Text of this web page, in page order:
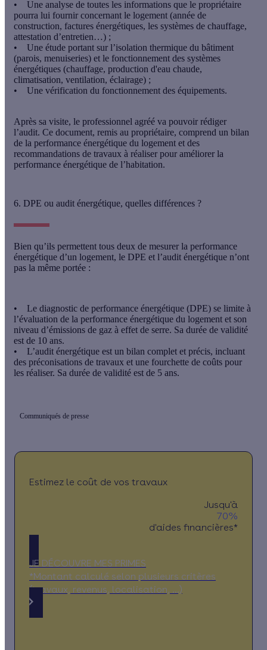
• Une analyse de toutes les informations que le propriétaire
pourra lui fournir concernant le logement (année de
construction, factures énergétiques, les systèmes de chauffage,
attestation d’entretien…) ;
• Une étude portant sur l’isolation thermique du bâtiment
(parois, menuiseries) et le fonctionnement des systèmes
énergétiques (chauffage, production d'eau chaude,
climatisation, ventilation, éclairage) ;
• Une vérification du fonctionnement des équipements.
Après sa visite, le professionnel agréé va pouvoir rédiger
l’audit. Ce document, remis au propriétaire, comprend un bilan
de la performance énergétique du logement et des
recommandations de travaux à réaliser pour améliorer la
performance énergétique de l’habitation.
6. DPE ou audit énergétique, quelles différences ?
Bien qu’ils permettent tous deux de mesurer la performance
énergétique d’un logement, le DPE et l’audit énergétique n’ont
pas la même portée :
• Le diagnostic de performance énergétique (DPE) se limite à
l’évaluation de la performance énergétique du logement et son
niveau d’émissions de gaz à effet de serre. Sa durée de validité
est de 10 ans.
• L’audit énergétique est un bilan complet et précis, incluant
des préconisations de travaux et une fourchette de coûts pour
les réaliser. Sa durée de validité est de 5 ans.
Communiqués de presse
Estimez le coût de vos travaux
Jusqu'à
70%
d'aides financières*
JE DÉCOUVRE MES PRIMES
*Montant calculé selon plusieurs critères
(travaux, revenus, localisation, …)